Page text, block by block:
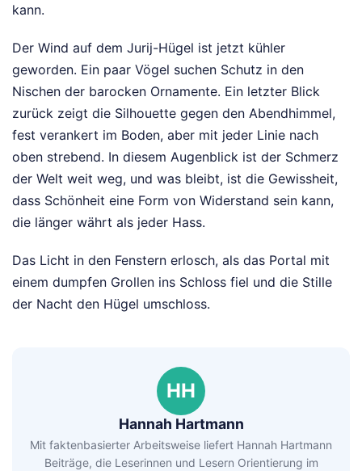
kann.
Der Wind auf dem Jurij-Hügel ist jetzt kühler
geworden. Ein paar Vögel suchen Schutz in den
Nischen der barocken Ornamente. Ein letzter Blick
zurück zeigt die Silhouette gegen den Abendhimmel,
fest verankert im Boden, aber mit jeder Linie nach
oben strebend. In diesem Augenblick ist der Schmerz
der Welt weit weg, und was bleibt, ist die Gewissheit,
dass Schönheit eine Form von Widerstand sein kann,
die länger währt als jeder Hass.
Das Licht in den Fenstern erlosch, als das Portal mit
einem dumpfen Grollen ins Schloss fiel und die Stille
der Nacht den Hügel umschloss.
HH
Hannah Hartmann
Mit faktenbasierter Arbeitsweise liefert Hannah Hartmann
Beiträge, die Leserinnen und Lesern Orientierung im